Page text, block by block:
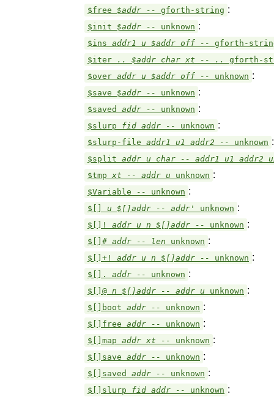
$free $addr -- gforth-string :
$init $addr -- unknown :
$ins addr1 u $addr off -- gforth-
$iter
.. $addr char xt -- .. gforth-
$over addr u $addr off -- unknown :
$save $addr -- unknown :
$saved addr -- unknown :
$slurp fid addr -- unknown :
$slurp-file addr1 u1 addr2 -- unknown :
$split addr u char -- addr1 u1 addr2
$tmp xt -- addr u unknown :
$Variable -- unknown :
$[] u $[]addr -- addr' unknown :
$[]! addr u n $[]addr -- unknown :
$[]# addr -- len unknown :
$[]+! addr u n $[]addr -- unknown :
$[]. addr -- unknown :
$[]@ n $[]addr -- addr u unknown :
$[]boot addr -- unknown :
$[]free addr -- unknown :
$[]map addr xt -- unknown :
$[]save addr -- unknown :
$[]saved addr -- unknown :
$[]slurp fid addr -- unknown :